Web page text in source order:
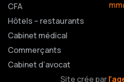
CFA
Hôtels – restaurants
Cabinet médical
Commerçants
Cabinet d’avocat
Site crée par